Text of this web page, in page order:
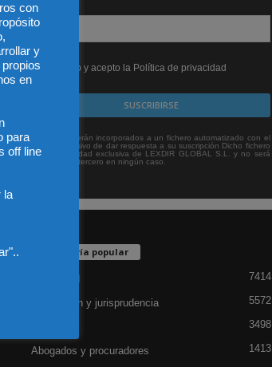
He leído y acepto la Política de privacidad
Sus datos serán incorporados a un fichero automatizado con el
objeto exclusivo de dar respuesta a su suscripción Dicho fichero
es de titularidad exclusiva de LEXDIR GLOBAL S.L. y no será
cedido a un tercero en ningún caso.
Categoría popular
7414
Legislación y jurisprudencia 5572
3498
Abogados y procuradores
1413
con
y
en
para
off line
la